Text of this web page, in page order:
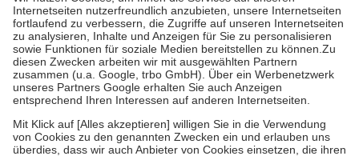
tatsächlichen Kosten der Leistung zu entrichten.
Diese Regeln gelten grundsätzlich auch für Online-Apotheken.
Bei Heilmitteln und häuslicher Krankenpflege beträgt die
Zuzahlung zehn Prozent der Kosten sowie zehn Euro je
Verordnung.
Um das Engagement der Versicherten für ihre eigene Gesundheit
zu stärken und die besondere Stellung der Familie zu unterstützen,
fallenkeine Zuzahlungenan bei:
• Kindern und Jugendlichen bis zum vollendeten 18. Lebensjahr